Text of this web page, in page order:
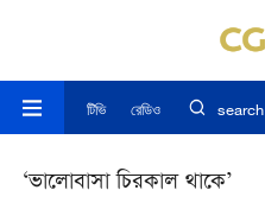
টিভি রেডিও search
‘ভালোবাসা চিরকাল থাকে’